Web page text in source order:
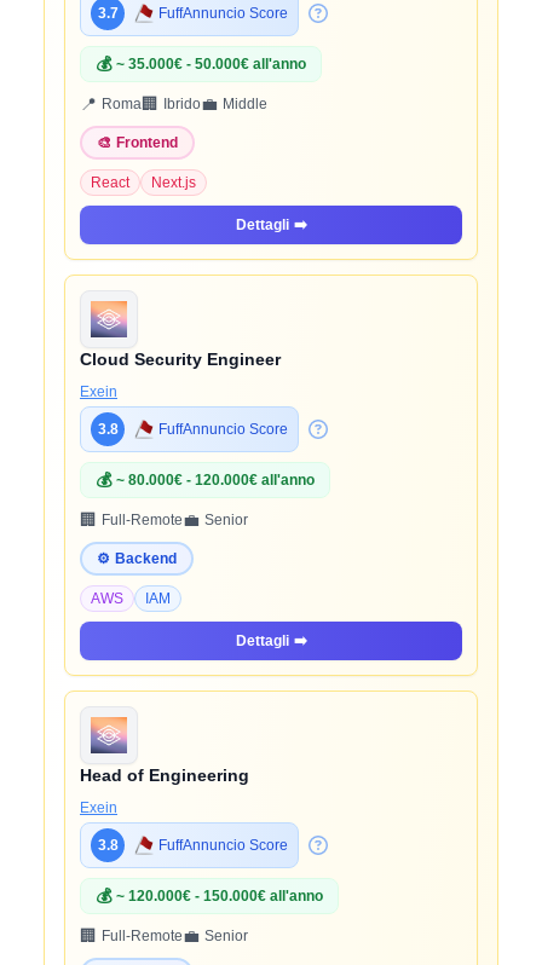
3.7 FuffAnnuncio Score
💰 ~ 35.000€ - 50.000€ all'anno
📍 Roma🏢 Ibrido💼 Middle
🎨 Frontend
React Next.js
Dettagli ➡️
Cloud Security Engineer
Exein
3.8 FuffAnnuncio Score
💰 ~ 80.000€ - 120.000€ all'anno
🏢 Full-Remote💼 Senior
⚙️ Backend
AWS IAM
Dettagli ➡️
Head of Engineering
Exein
3.8 FuffAnnuncio Score
💰 ~ 120.000€ - 150.000€ all'anno
🏢 Full-Remote💼 Senior